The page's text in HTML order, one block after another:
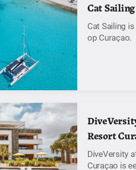
Cat Sailing
Cat Sailing
op Curaçao.
Resort
DiveVersity
Curaçao is